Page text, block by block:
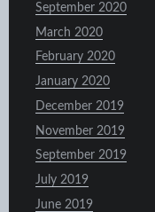
September 2020
March 2020
February 2020
January 2020
December 2019
November 2019
September 2019
July 2019
June 2019